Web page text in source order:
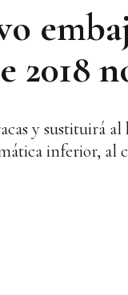
2018
y sustituirá al
inferior, al